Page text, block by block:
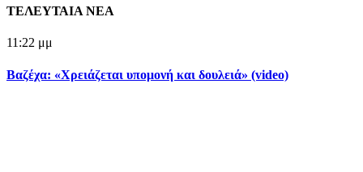
ΤΕΛΕΥΤΑΙΑ ΝΕΑ
11:22 μμ
Βαζέχα: «Χρειάζεται υπομονή και δουλειά» (video)